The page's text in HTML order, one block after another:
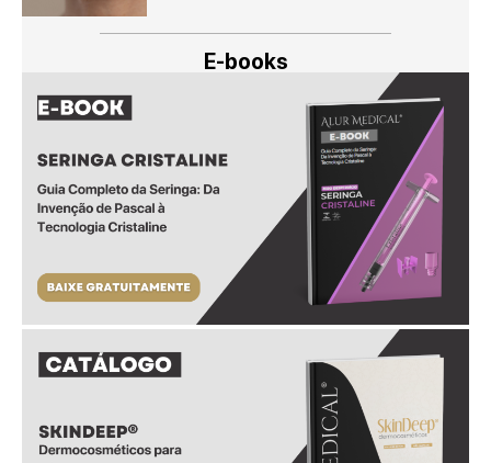
E-books